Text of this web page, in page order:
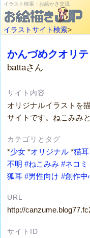
イラスト検索・お絵かき交流
イラストサイト検索>
かんづめクオリテ
battaさん
サイト内容
オリジナルイラストを
サイトです。ねこみみ
カテゴリとタグ
*少女 *オリジナル *猫
不明 #ねこみみ #ネコミ
狐耳 #男性向け #創作中
URL
http://
サイトID